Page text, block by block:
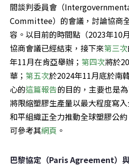
間談判委員會（
Committee）的會議，討論協商
容。以目前的時間點（2023年10
協商會議已經結束，接下來第三次
年11月在肯亞舉辦； 第四次將於
華； 第五次於2024年11月底於南
心的這篇報告的目的，主要也是
將限縮塑膠生產量以最大程度寫
和平組織正全力推動全球塑膠公
可參考其網頁 。
巴黎協定（Paris Agreement）